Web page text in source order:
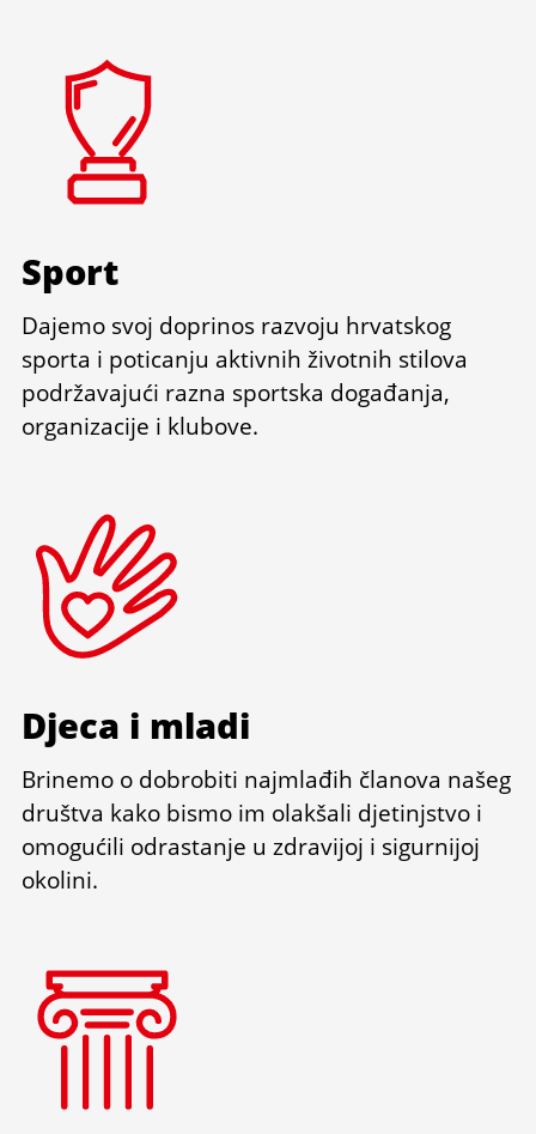
Sport
Dajemo svoj doprinos razvoju hrvatskog
sporta i poticanju aktivnih životnih stilova
podržavajući razna sportska događanja,
organizacije i klubove.
Djeca i mladi
Brinemo o dobrobiti najmlađih članova našeg
društva kako bismo im olakšali djetinjstvo i
omogućili odrastanje u zdravijoj i sigurnijoj
okolini.